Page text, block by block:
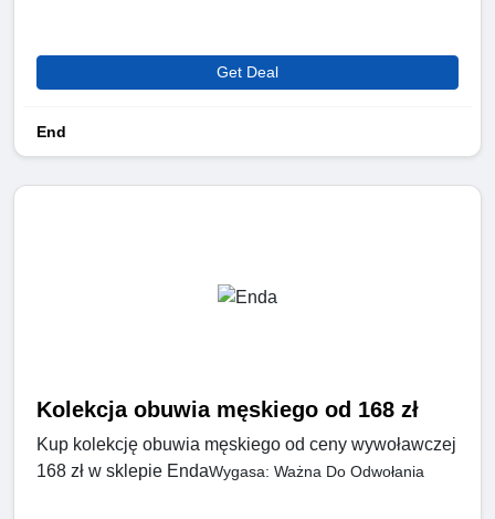
Get Deal
End
Kolekcja obuwia męskiego od 168 zł
Kup kolekcję obuwia męskiego od ceny wywoławczej
168 zł w sklepie EndaWygasa: Ważna Do Odwołania